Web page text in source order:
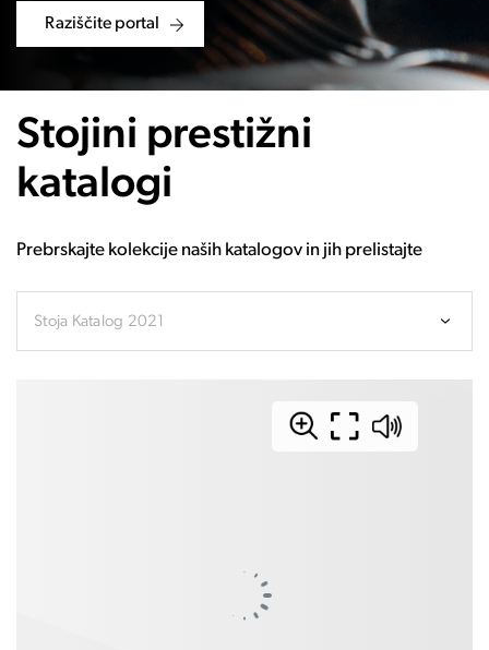
Raziščite portal
Stojini prestižni
katalogi
Prebrskajte kolekcije naših katalogov in jih prelistajte
Stoja Katalog 2021